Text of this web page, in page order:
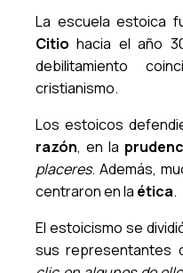
La escuela estoica
Citiohacia el año
debilitamiento
cristianismo.
Los estoicos
razón, en la
placeres. Además,
centraron en la ética.
El estoicismo se
sus representantes